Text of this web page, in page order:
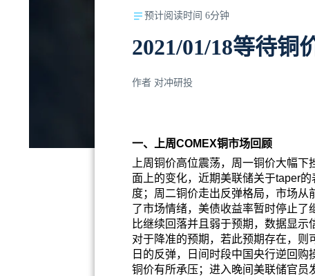
预计阅读时间 6分钟
2021/01/18等待铜
作者 对冲研投
一、上周COMEX铜市场回顾
上周铜价高位震荡，周一铜价大幅
面上的变化，近期美联储关于taper
度；周二铜价走出反弹格局，市场
了市场情绪，美债收益率暂时停止
比继续回落并且弱于预期，数据显
对于降准的预期，若此预期存在，
日的反弹，日间时段中国央行逆回购
铜价有所承压；进入晚间美联储官员